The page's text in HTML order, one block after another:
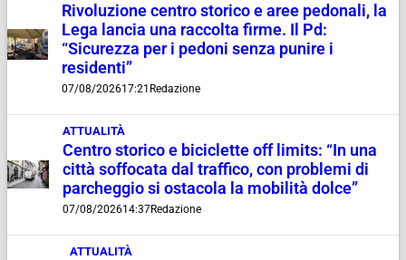
Rivoluzione centro storico e aree pedonali, la
Lega lancia una raccolta firme. Il Pd:
“Sicurezza per i pedoni senza punire i
residenti”
07/08/202617:21 Redazione
ATTUALITÀ
Centro storico e biciclette off limits: “In una
città soffocata dal traffico, con problemi di
parcheggio si ostacola la mobilità dolce”
07/08/202614:37Redazione
ATTUALITÀ